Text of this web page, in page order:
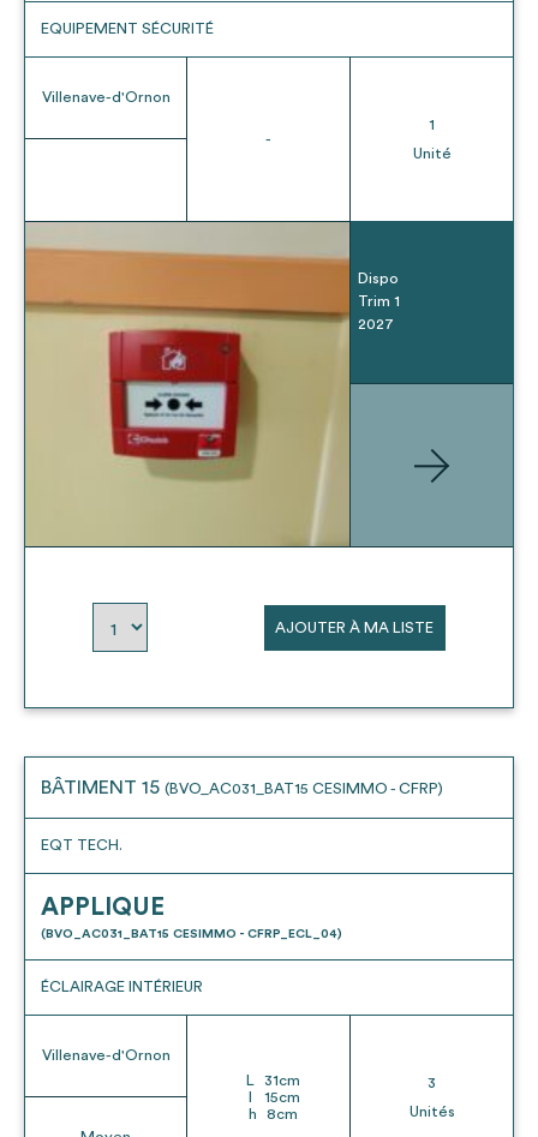
EQUIPEMENT SÉCURITÉ
Villenave-d'Ornon
-
1
Unité
Dispo
Trim 1
2027
AJOUTER À MA LISTE
BÂTIMENT 15 (BVO_AC031_BAT15 CESIMMO - CFRP)
EQT TECH.
APPLIQUE
(BVO_AC031_BAT15 CESIMMO - CFRP_ECL_04)
ÉCLAIRAGE INTÉRIEUR
Villenave-d'Ornon
L 31cm
15cm
h
8cm
3
Unités